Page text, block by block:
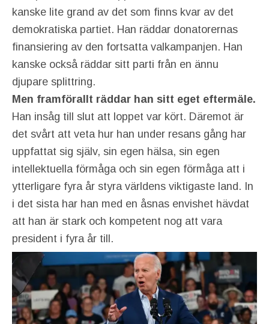
kanske lite grand av det som finns kvar av det
demokratiska partiet. Han räddar donatorernas
finansiering av den fortsatta valkampanjen. Han
kanske också räddar sitt parti från en ännu
djupare splittring.
Men framförallt räddar han sitt eget eftermäle.
Han insåg till slut att loppet var kört. Däremot är
det svårt att veta hur han under resans gång har
uppfattat sig själv, sin egen hälsa, sin egen
intellektuella förmåga och sin egen förmåga att i
ytterligare fyra år styra världens viktigaste land. In
i det sista har han med en åsnas envishet hävdat
att han är stark och kompetent nog att vara
president i fyra år till.